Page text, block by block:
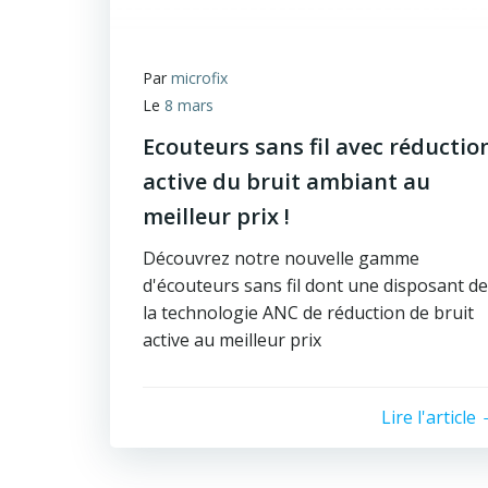
Par microfix
Le 8 mars
Ecouteurs sans fil avec
active du bruit ambiant au
meilleur prix !
Découvrez notre nouvelle gamme
d'écouteurs sans fil dont une disposant de
la technologie ANC de réduction de bruit
active au meilleur prix
Lire l'article